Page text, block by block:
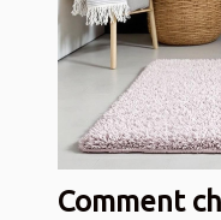
Comment